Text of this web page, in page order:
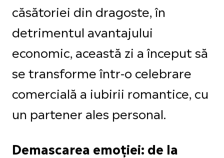
căsătoriei din dragoste, în
detrimentul avantajului
economic, această zi a început să
se transforme într-o celebrare
comercială a iubirii romantice, cu
un partener ales personal.
Demascarea emoției: de la